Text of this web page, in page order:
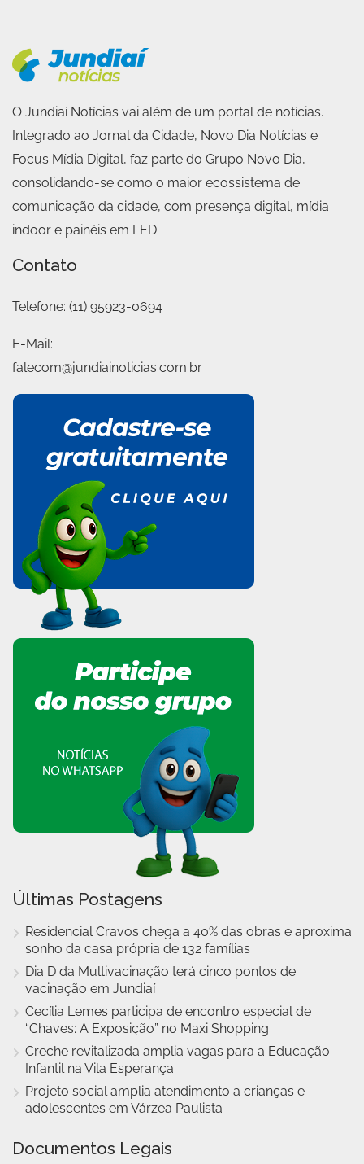
O Jundiaí Notícias vai além de um portal de notícias.
Integrado ao Jornal da Cidade, Novo Dia Notícias e
Focus Mídia Digital, faz parte do Grupo Novo Dia,
consolidando-se como o maior ecossistema de
comunicação da cidade, com presença digital, mídia
indoor e painéis em LED.
Contato
Telefone: (11) 95923-0694
E-Mail:
falecom@jundiainoticias.com.br
Últimas Postagens
Residencial Cravos chega a 40% das obras e aproxima
sonho da casa própria de 132 famílias
Dia D da Multivacinação terá cinco pontos de
vacinação em Jundiaí
Cecília Lemes participa de encontro especial de
“Chaves: A Exposição” no Maxi Shopping
Creche revitalizada amplia vagas para a Educação
Infantil na Vila Esperança
Projeto social amplia atendimento a crianças e
adolescentes em Várzea Paulista
Documentos Legais